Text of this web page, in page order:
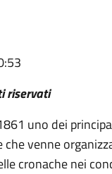
riservati
uno dei
venne
cronache nei